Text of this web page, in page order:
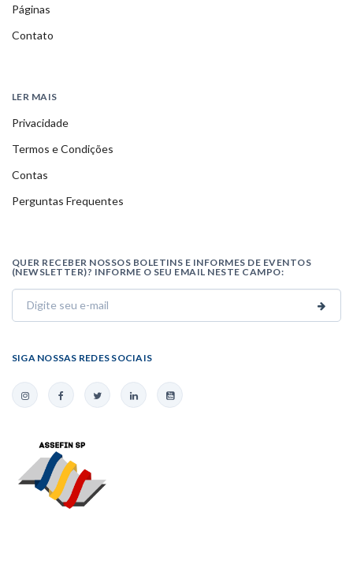
Páginas
Contato
LER MAIS
Privacidade
Termos e Condições
Contas
Perguntas Frequentes
QUER RECEBER NOSSOS BOLETINS E INFORMES DE EVENTOS
(NEWSLETTER)? INFORME O SEU EMAIL NESTE CAMPO:
SIGA NOSSAS REDES SOCIAIS